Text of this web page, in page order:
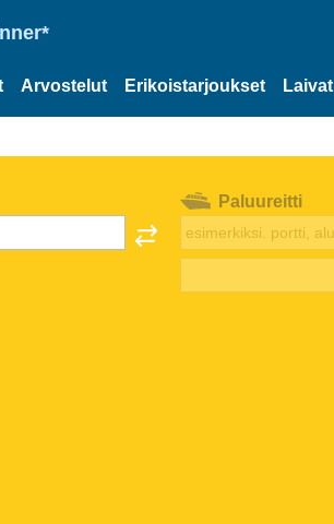
Arvostelut Erikoistarjoukset Laivat
Paluureitti